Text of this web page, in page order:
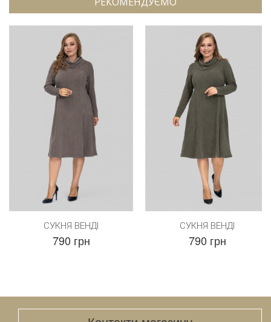
СУКНЯ ВЕНДІ
790 грн
СУКНЯ ВЕНДІ
790 грн